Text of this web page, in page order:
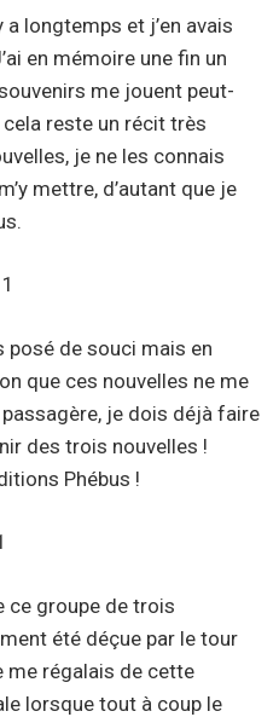
a longtemps et j’en avais
en mémoire une fin un
me jouent peut-
reste un récit très
je ne les connais
mettre, d’autant que je
posé de souci mais en
que ces nouvelles ne me
je dois déjà faire
des trois nouvelles !
Phébus !
ce groupe de trois
été déçue par le tour
me régalais de cette
lorsque tout à coup le